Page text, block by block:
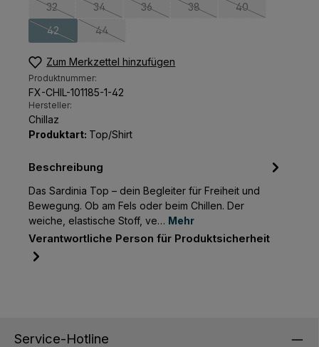
32
(Diese Option ist zurzeit nicht verfügbar.)
34
(Diese Option ist zurzeit nicht verfügbar.)
36
(Diese Option ist zurzeit nicht verfügbar.)
38
(Diese Option ist zurzeit
40
(Diese Option ist
42
(Diese Option ist zurzeit nicht verfügbar.)
44
(Diese Option ist zurzeit nicht verfügbar.)
Zum Merkzettel hinzufügen
Produktnummer:
FX-CHIL-101185-1-42
Hersteller:
Chillaz
Produktart: Top/Shirt
Beschreibung
Das Sardinia Top – dein Begleiter für Freiheit und
Bewegung. Ob am Fels oder beim Chillen. Der
weiche, elastische Stoff, ve… Mehr
Verantwortliche Person für Produktsicherheit
Service-Hotline